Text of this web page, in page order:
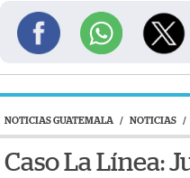
NOTICIAS GUATEMALA / NOTICIAS /
Caso La Línea: